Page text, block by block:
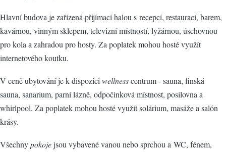
Hlavní budova je zařízená přijímací halou s recepcí, restaurací, barem,
kavárnou, vinným sklepem, televizní místností, lyžárnou, úschovnou
pro kola a zahradou pro hosty. Za poplatek mohou hosté využít
internetového koutku.
V ceně ubytování je k dispozici wellnesscentrum - sauna, finská
sauna, sanarium, parní lázně, odpočinková místnost, posilovna a
whirlpool. Za poplatek mohou hosté využít solárium, masáže a salón
krásy.
Všechnypokojejsou vybavené vanou nebo sprchou a WC, fénem,